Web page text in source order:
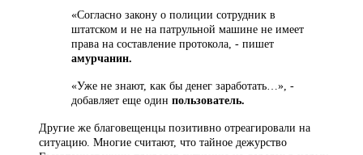
«Согласно закону о полиции сотрудник в
штатском и не на патрульной машине не имеет
права на составление протокола, - пишет
амурчанин.
«Уже не знают, как бы денег заработать…», -
добавляет еще один пользователь.
Другие же благовещенцы позитивно отреагировали на
ситуацию. Многие считают, что тайное дежурство